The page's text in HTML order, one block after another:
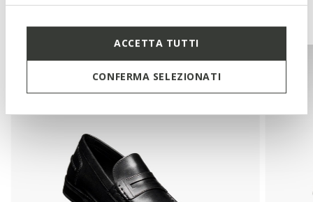
ACCETTA TUTTI
CONFERMA SELEZIONATI
You may also like